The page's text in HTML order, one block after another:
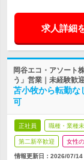
求人詳細
岡谷エコ・アソート
う」営業｜未経験歓
苫小牧から転勤な
可
正社員 職種・業種
第二新卒歓迎 女性
情報更新日：2026/07/14